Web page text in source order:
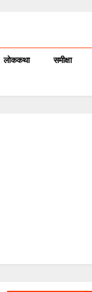
लोककथा समीक्षा